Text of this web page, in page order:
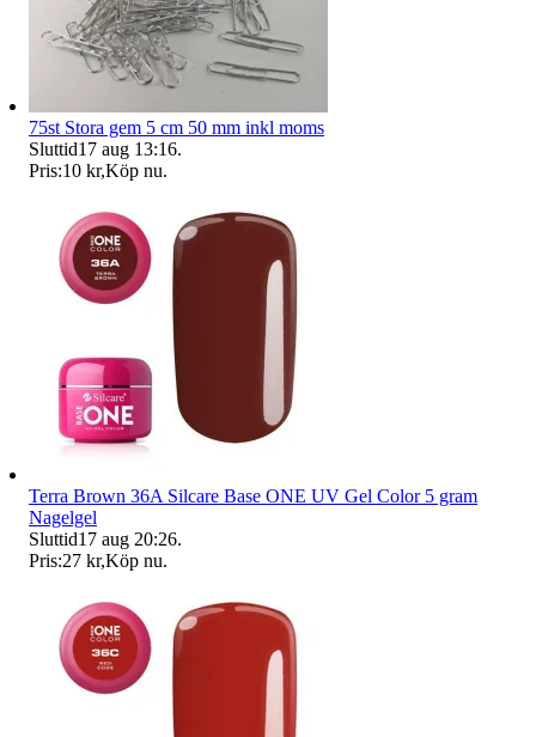
75st Stora gem 5 cm 50 mm inkl moms
Sluttid17 aug 13:16.
Pris:10 kr,Köp nu.
Terra Brown 36A Silcare Base ONE UV Gel Color 5 gram
Nagelgel
Sluttid17 aug 20:26.
Pris:27 kr,Köp nu.